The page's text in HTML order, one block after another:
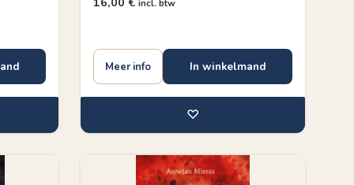
incl. btw
Meer info In winkelmand
♡